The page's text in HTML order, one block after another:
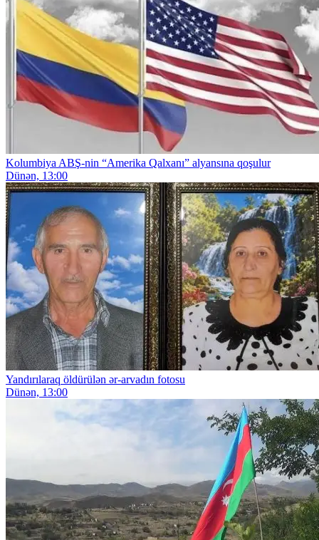
Kolumbiya ABŞ-nin “Amerika Qalxanı” alyansına qoşulur
Dünən, 13:00
Yandırılaraq öldürülən ər-arvadın fotosu
Dünən, 13:00